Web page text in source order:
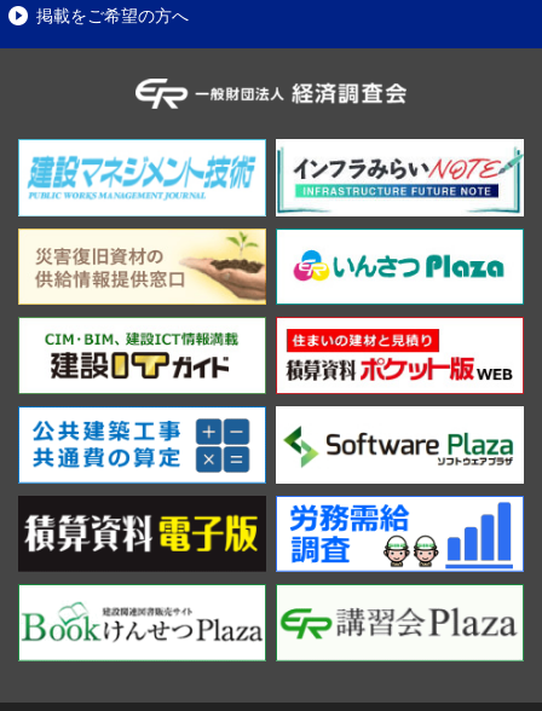
掲載をご希望の方へ